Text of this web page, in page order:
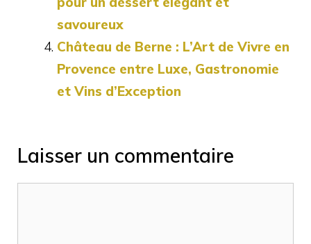
savoureux
Château de Berne : L’Art de Vivre en
Provence entre Luxe, Gastronomie
et Vins d’Exception
Laisser un commentaire